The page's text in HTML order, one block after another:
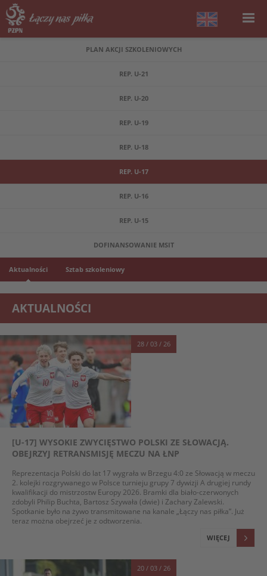
PLAN AKCJI SZKOLENIOWYCH
REP. U-21
REP. U-20
REP. U-19
REP. U-18
REP. U-17
REP. U-16
REP. U-15
DOFINANSOWANIE MSIT
Aktualności Sztab szkoleniowy
AKTUALNOŚCI
28 / 03 / 26
[U-17] WYSOKIE ZWYCIĘSTWO POLSKI ZE SŁOWACJĄ.
OBEJRZYJ RETRANSMISJĘ MECZU NA ŁNP
Reprezentacja Polski do lat 17 wygrała w Brzegu 4:0 ze Słowacją w meczu
2. kolejki rozgrywanego w Polsce turnieju grupy 7 dywizji A drugiej rundy
kwalifikacji do mistrzostw Europy 2026. Bramki dla biało-czerwonych
zdobyli Philip Buchta, Bartosz Szywała (dwie) i Zachary Zalewski.
Spotkanie było na żywo transmitowane na kanale „Łączy nas piłka”. Już
teraz można obejrzeć je z odtworzenia.
WIĘCEJ
20 / 03 / 26